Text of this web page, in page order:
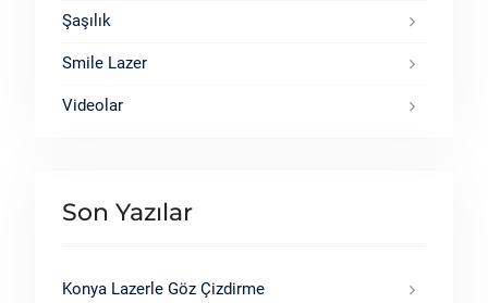
Şaşılık
Smile Lazer
Videolar
Son Yazılar
Konya Lazerle Göz Çizdirme